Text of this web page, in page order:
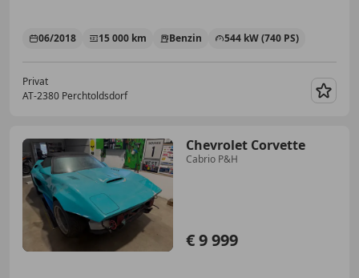
06/2018 15 000 km Benzin 544 kW (740 PS)
Privat
AT-2380 Perchtoldsdorf
Chevrolet Corvette
Cabrio P&H
€ 9 999